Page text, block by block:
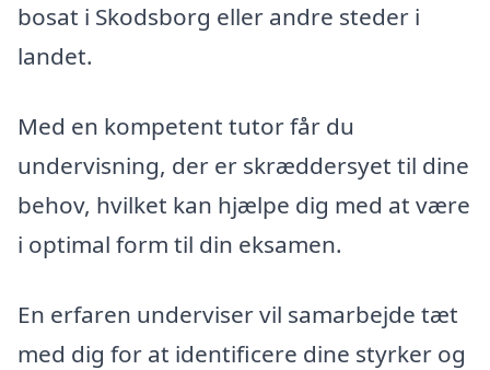
bosat i Skodsborg eller andre steder i
landet.
Med en kompetent tutor får du
undervisning, der er skræddersyet til dine
behov, hvilket kan hjælpe dig med at være
i optimal form til din eksamen.
En erfaren underviser vil samarbejde tæt
med dig for at identificere dine styrker og